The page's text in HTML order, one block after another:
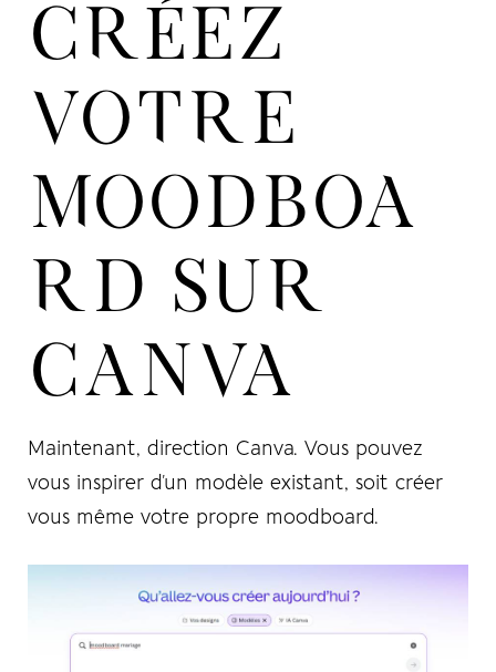
CRÉEZ
VOTRE
MOODBOA
RD SUR
CANVA
Maintenant, direction Canva. Vous pouvez
vous inspirer d’un modèle existant, soit créer
vous même votre propre moodboard.